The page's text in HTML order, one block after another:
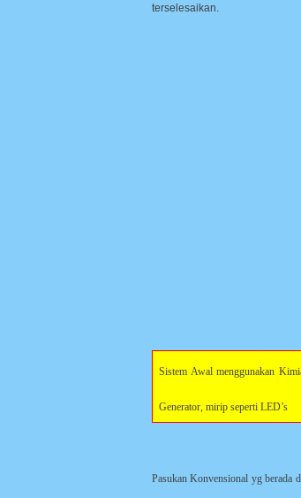
terselesaikan.
Sistem Awal menggunakan
Generator, mirip seperti LED’s
Pasukan Konvensional yg berada